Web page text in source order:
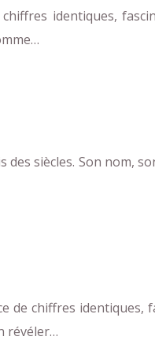
identiques,
siècles. Son nom,
de chiffres
révéler…